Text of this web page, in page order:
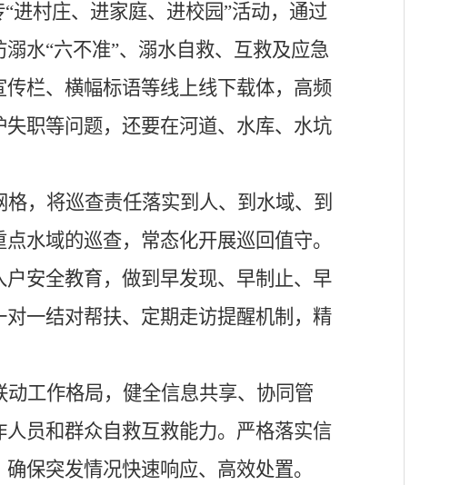
进村庄、进家庭、进校园”活动，通过
水“六不准”、溺水自救、互救及应急
栏、横幅标语等线上线下载体，高频
职等问题，还要在河道、水库、水坑
，将巡查责任落实到人、到水域、到
水域的巡查，常态化开展巡回值守。
安全教育，做到早发现、早制止、早
一结对帮扶、定期走访提醒机制，精
工作格局，健全信息共享、协同管
员和群众自救互救能力。严格落实信
保突发情况快速响应、高效处置。